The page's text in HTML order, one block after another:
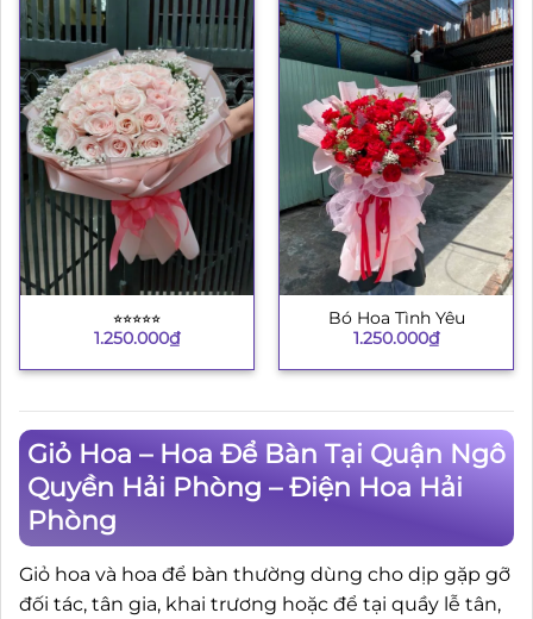
⭐︎⭐︎⭐︎⭐︎⭐︎
1.250.000₫
Bó Hoa Tình Yêu
1.250.000₫
Giỏ Hoa – Hoa Để Bàn Tại Quận Ngô
Quyền Hải Phòng – Điện Hoa Hải
Phòng
Giỏ hoa và hoa để bàn thường dùng cho dịp gặp gỡ
đối tác, tân gia, khai trương hoặc để tại quầy lễ tân,